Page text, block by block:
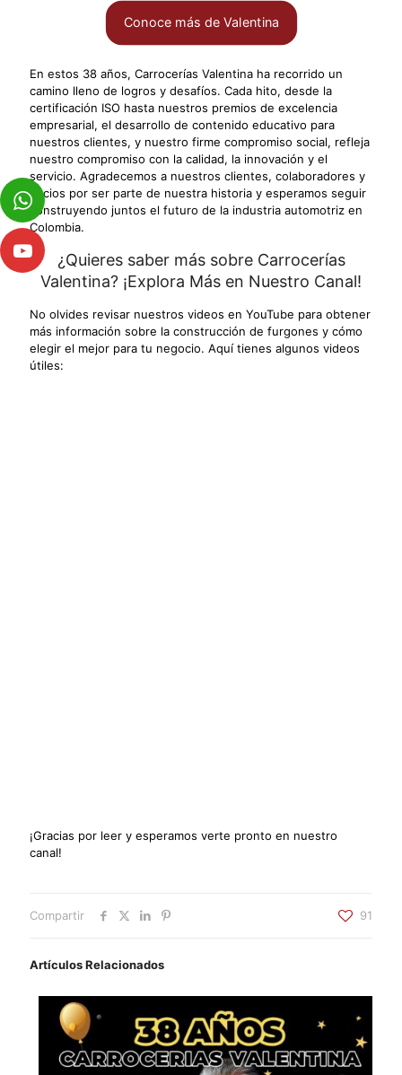
Conoce más de Valentina
En estos 38 años, Carrocerías Valentina ha recorrido un
camino lleno de logros y desafíos. Cada hito, desde la
certificación ISO hasta nuestros premios de excelencia
empresarial, el desarrollo de contenido educativo para
nuestros clientes, y nuestro firme compromiso social, refleja
nuestro compromiso con la calidad, la innovación y el
servicio. Agradecemos a nuestros clientes, colaboradores y
socios por ser parte de nuestra historia y esperamos seguir
construyendo juntos el futuro de la industria automotriz en
Colombia.
¿Quieres saber más sobre Carrocerías
Valentina? ¡Explora Más en Nuestro Canal!
No olvides revisar nuestros videos en YouTube para obtener
más información sobre la construcción de furgones y cómo
elegir el mejor para tu negocio. Aquí tienes algunos videos
útiles:
¡Gracias por leer y esperamos verte pronto en nuestro
canal!
Compartir 91
Artículos Relacionados